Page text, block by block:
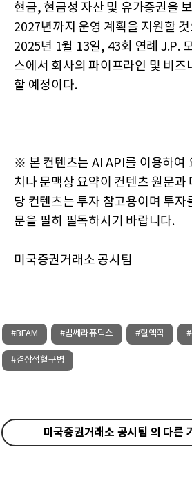
현금, 현금성 자산 및 유가증권을
2027년까지 운영 계획을 지원할
2025년 1월 13일, 43회 연례 J.P.
스에서 회사의 파이프라인 및 비즈
할 예정이다.
※ 본 컨텐츠는 AI API를 이용하여
치나 문맥상 요약이 컨텐츠 원문과
당 컨텐츠는 투자 참고용이며 투자
문을 필히 필독하시기 바랍니다.
미국증권거래소 공시팀
#BEAM #빔쎄라퓨틱스 #혈액학
#겸상적혈구병
미국증권거래소 공시팀 의 다른